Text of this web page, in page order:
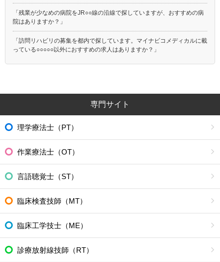
「残業が少なめの病院をJR○○線の沿線で探していますが、おすすめの病
院はありますか？」
「訪問リハビリの募集を都内で探しています。マイナビコメディカルに載
っている○○○○○以外におすすめの求人はありますか？」
専門サイト
理学療法士（PT）
作業療法士（OT）
言語聴覚士（ST）
臨床検査技師（MT）
臨床工学技士（ME）
診療放射線技師（RT）